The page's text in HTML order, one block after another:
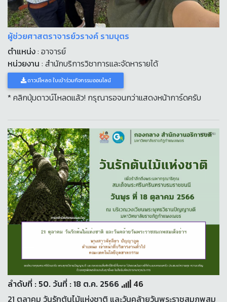
ผู้ช่วยศาสตราจารย์วรางค์ รามบุตร
ตำแหน่ง: อาจารย์
หน่วยงาน : สำนักบริการวิชาการและจัดหารายได้
ดาวน์โหลด ใบเข้าร่วมกิจกรรมออนไลน์
* คลิกปุ่มดาวน์โหลดแล้ว! กรุณารอจนกว่าแสดงหน้าการ์ดครับ
ลำดับที่ : 50. วันที่ : 18 ต.ค. 2566
46
21 ตุลาคม วันรักต้นไม้แห่งชาติ และวันคล้ายวันพระราชสมภพสม